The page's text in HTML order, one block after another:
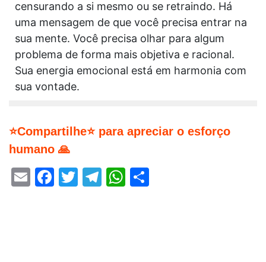
censurando a si mesmo ou se retraindo. Há
uma mensagem de que você precisa entrar na
sua mente. Você precisa olhar para algum
problema de forma mais objetiva e racional.
Sua energia emocional está em harmonia com
sua vontade.
⭐Compartilhe⭐ para apreciar o esforço
humano 🙏
EmailFacebook
Twitter
Telegram
WhatsApp